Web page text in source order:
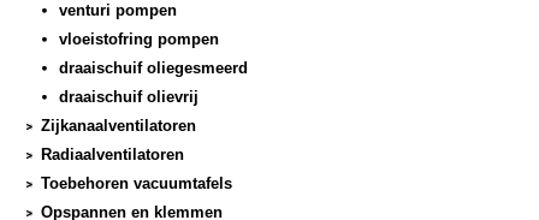
venturi pompen
vloeistofring pompen
draaischuif oliegesmeerd
draaischuif olievrij
Zijkanaalventilatoren
Radiaalventilatoren
Toebehoren vacuumtafels
Opspannen en klemmen